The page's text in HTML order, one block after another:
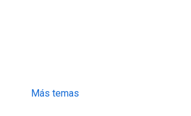
Más temas